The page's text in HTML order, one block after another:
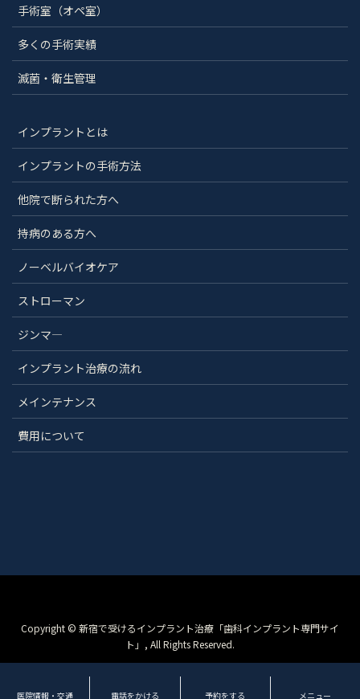
手術室（オペ室）
多くの手術実績
滅菌・衛生管理
インプラントとは
インプラントの手術方法
他院で断られた方へ
持病のある方へ
ノーベルバイオケア
ストローマン
ジンマ―
インプラント治療の流れ
メインテナンス
費用について
Copyright © 新宿で受けるインプラント治療「歯科インプラント専門サイ
ト」, All Rights Reserved.
メニュー
予約をする
電話をかける
医院情報・交通